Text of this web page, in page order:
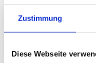
Zustimmung
Diese Webseite
erstellen wir
Zahlungsein- und -